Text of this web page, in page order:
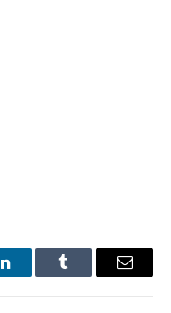
LinkedInTumblr Email